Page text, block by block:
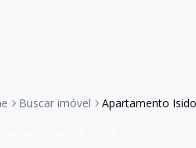
Buscar imóvel Apartamento